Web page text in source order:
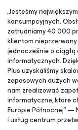
„Jesteśmy
konsumpcyjnych.
zatrudniamy 40 000
klientom
jednocześnie o
informatycznych.
Plusuzyskaliśmy
zapasowych dużych
nam zrealizować
informatyczne, które
Europie Północnej”.
i usług centrum